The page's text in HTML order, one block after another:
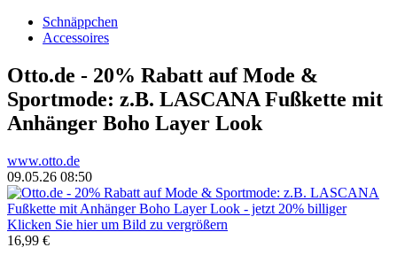
Schnäppchen
Accessoires
Otto.de - 20% Rabatt auf Mode &
Sportmode: z.B. LASCANA Fußkette mit
Anhänger Boho Layer Look
www.otto.de
09.05.26 08:50
Klicken Sie hier um Bild zu vergrößern
16,99 €